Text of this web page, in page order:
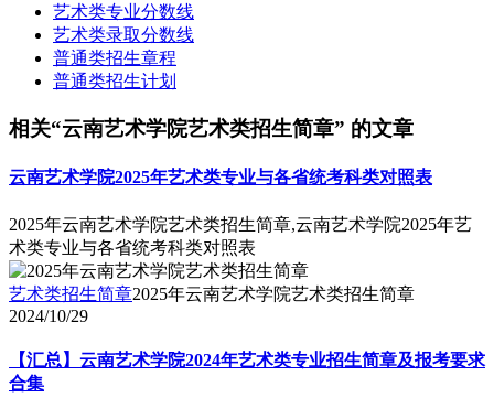
艺术类专业分数线
艺术类录取分数线
普通类招生章程
普通类招生计划
相关“云南艺术学院艺术类招生简章” 的文章
云南艺术学院2025年艺术类专业与各省统考科类对照表
2025年云南艺术学院艺术类招生简章,云南艺术学院2025年艺
术类专业与各省统考科类对照表
艺术类招生简章2025年云南艺术学院艺术类招生简章
2024/10/29
【汇总】云南艺术学院2024年艺术类专业招生简章及报考要求
合集